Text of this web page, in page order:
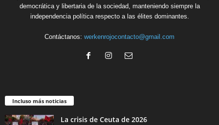
democrática y libertaria de la sociedad, manteniendo siempre la
independencia política respecto a las élites dominantes.
Contáctanos: werkenrojocontacto@gmail.com
Incluso más noticias
La crisis de Ceuta de 2026